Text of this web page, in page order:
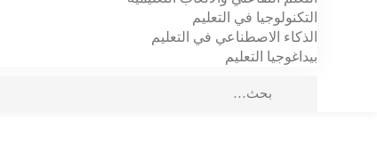
التكنولوجيا في التعليم
الذكاء الاصطناعي في التعليم
بيداغوجيا التعليم